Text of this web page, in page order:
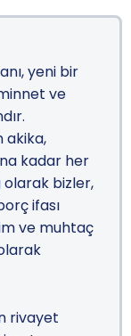
yeni bir
ve
akika,
kadar her
bizler,
ifası
ve muhtaç
rivayet